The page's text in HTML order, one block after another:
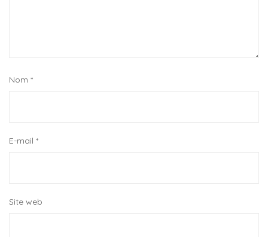
Nom *
E-mail *
Site web